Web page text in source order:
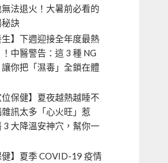
法退火！大暑前必看的
訣
生】下週迎接全年度最熱
！中醫警告：這 3 種 NG
你把「濕毒」全鎖在體
位保健】夏夜越熱越睡不
訊太多「心火旺」惹
3 大降溫安神穴，幫你一
健】夏季 COVID-19 疫情